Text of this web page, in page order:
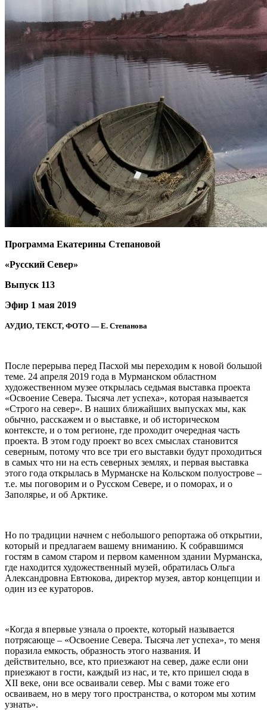
Программа Екатерины Степановой
«Русский Север»
Выпуск 113
Эфир 1 мая 2019
АУДИО, ТЕКСТ, ФОТО — Е. Степанова
После перерыва перед Пасхой мы переходим к новой большой
теме. 24 апреля 2019 года в Мурманском областном
художественном музее открылась седьмая выставка проекта
«Освоение Севера. Тысяча лет успеха», которая называется
«Строго на север». В наших ближайших выпусках мы, как
обычно, расскажем и о выставке, и об историческом
контексте, и о том регионе, где проходит очередная часть
проекта. В этом году проект во всех смыслах становится
северным, потому что все три его выставки будут проходиться
в самых что ни на есть северных землях, и первая выставка
этого года открылась в Мурманске на Кольском полуострове –
т.е. мы поговорим и о Русском Севере, и о поморах, и о
Заполярье, и об Арктике.
Но по традиции начнем с небольшого репортажа об открытии,
который и предлагаем вашему вниманию. К собравшимся
гостям в самом старом и первом каменном здании Мурманска,
где находится художественный музей, обратилась Ольга
Александровна Евтюкова, директор музея, автор концепции и
один из ее кураторов.
«Когда я впервые узнала о проекте, который называется
потрясающе – «Освоение Севера. Тысяча лет успеха», то меня
поразила емкость, образность этого названия. И
действительно, все, кто приезжают на север, даже если они
приезжают в гости, каждый из нас, и те, кто пришел сюда в
XII веке, они все осваивали север. Мы с вами тоже его
осваиваем, но в меру того пространства, о котором мы хотим
узнать».